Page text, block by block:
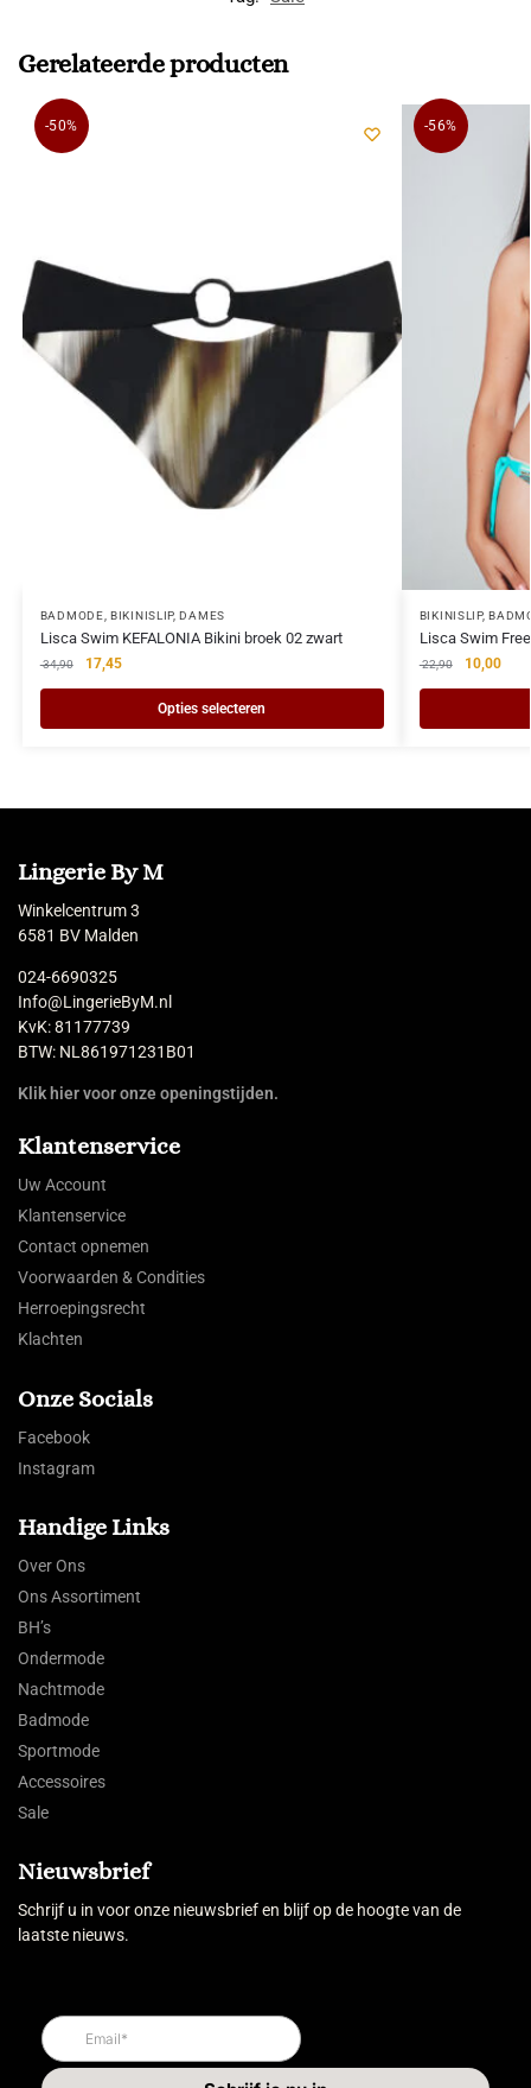
Gerelateerde producten
-50%
BADMODE,BIKINISLIP,DAMES
Lisca Swim KEFALONIA Bikini broek 02 zwart
34,90 17,45
Opties selecteren
-56%
BIKINISLIP,
Lisca Swim
22,90 10,00
Lingerie By M
Winkelcentrum 3
6581 BV Malden
024-6690325
Info@LingerieByM.nl
KvK: 81177739
BTW: NL861971231B01
Klik hier voor onze openingstijden.
Klantenservice
Uw Account
Klantenservice
Contact opnemen
Voorwaarden & Condities
Herroepingsrecht
Klachten
Onze Socials
Facebook
Instagram
Handige Links
Over Ons
Ons Assortiment
BH’s
Ondermode
Nachtmode
Badmode
Sportmode
Accessoires
Sale
Nieuwsbrief
Schrijf u in voor onze nieuwsbrief en blijf op de hoogte van de
laatste nieuws.